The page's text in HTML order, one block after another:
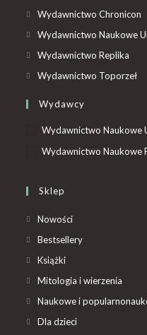
Wydawnictwo Chronicon
Wydawnictwo Naukowe
Wydawnictwo Replika
Wydawnictwo Toporzeł
Wydawcy
Wydawnictwo Naukowe
Wydawnictwo Naukowe
Sklep
Nowości
Bestsellery
Książki
Mitologia i wierzenia
Naukowe i
Dla dzieci